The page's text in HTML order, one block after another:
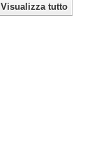
Visualizza tutto